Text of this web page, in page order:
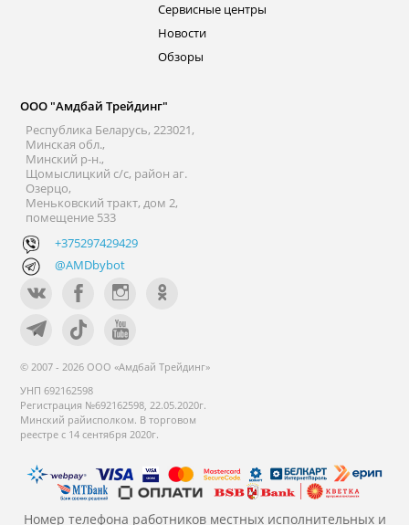
Сервисные центры
Новости
Обзоры
ООО "Амдбай Трейдинг"
Республика Беларусь, 223021,
Минская обл.,
Минский р-н.,
Щомыслицкий с/с, район аг.
Озерцо,
Меньковский тракт, дом 2,
помещение 533
+375297429429
@AMDbybot
© 2007 - 2026 ООО «Амдбай Трейдинг»
УНП 692162598
Регистрация №692162598, 22.05.2020г.
Минский райисполком. В торговом
реестре с 14 сентября 2020г.
Номер телефона работников местных исполнительных и